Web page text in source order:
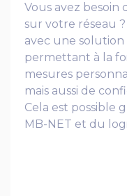
Vous avez besoin
sur votre réseau
avec une solution
permettant à la
mesures
mais aussi de
Cela est possible
MB-NET et du